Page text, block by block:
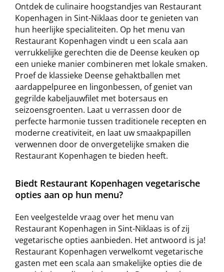
Ontdek de culinaire hoogstandjes van Restaurant
Kopenhagen in Sint-Niklaas door te genieten van
hun heerlijke specialiteiten. Op het menu van
Restaurant Kopenhagen vindt u een scala aan
verrukkelijke gerechten die de Deense keuken op
een unieke manier combineren met lokale smaken.
Proef de klassieke Deense gehaktballen met
aardappelpuree en lingonbessen, of geniet van
gegrilde kabeljauwfilet met botersaus en
seizoensgroenten. Laat u verrassen door de
perfecte harmonie tussen traditionele recepten en
moderne creativiteit, en laat uw smaakpapillen
verwennen door de onvergetelijke smaken die
Restaurant Kopenhagen te bieden heeft.
Biedt Restaurant Kopenhagen vegetarische
opties aan op hun menu?
Een veelgestelde vraag over het menu van
Restaurant Kopenhagen in Sint-Niklaas is of zij
vegetarische opties aanbieden. Het antwoord is ja!
Restaurant Kopenhagen verwelkomt vegetarische
gasten met een scala aan smakelijke opties die de